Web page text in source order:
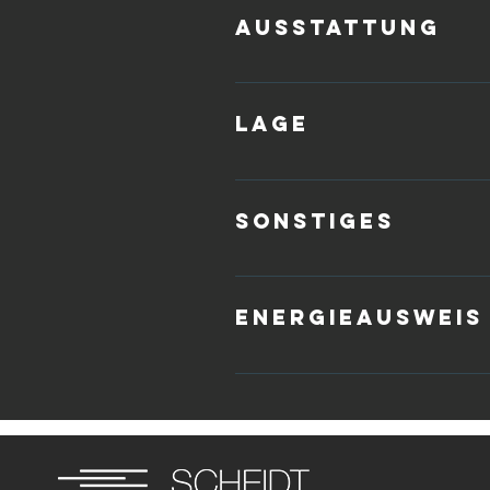
Ausstattung
Zu der Wohnung gehören: - Flur
Thermenheizung - SAT-Anlage
Lage
Das Teichfeld liegt am östlichen
Sonstiges
Die Bilder sind von einer
Energieausweis
Energieverbrauch: 76,7 kWh